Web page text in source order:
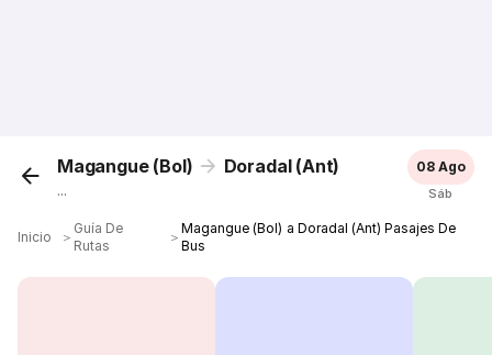
Magangue (Bol) Doradal (Ant)
...
08 Ago
Sáb
Inicio ＞
Guía De
Rutas
＞
Magangue (Bol) a Doradal (Ant) Pasajes De
Bus